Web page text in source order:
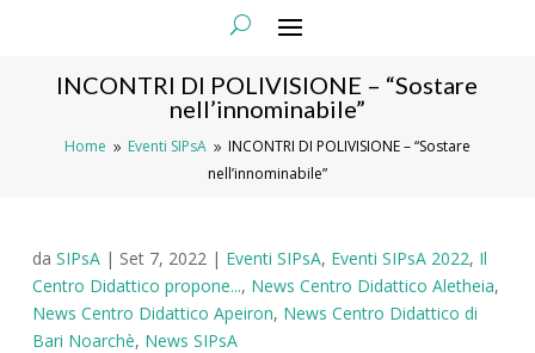
INCONTRI DI POLIVISIONE – “Sostare
nell’innominabile”
Home 9 Eventi SIPsA 9 INCONTRI DI POLIVISIONE – “Sostare
nell’innominabile”
da SIPsA| Set 7, 2022| Eventi SIPsA, Eventi SIPsA 2022, Il
Centro Didattico propone..., News Centro Didattico Aletheia,
News Centro Didattico Apeiron, News Centro Didattico di
Bari Noarchè, News SIPsA